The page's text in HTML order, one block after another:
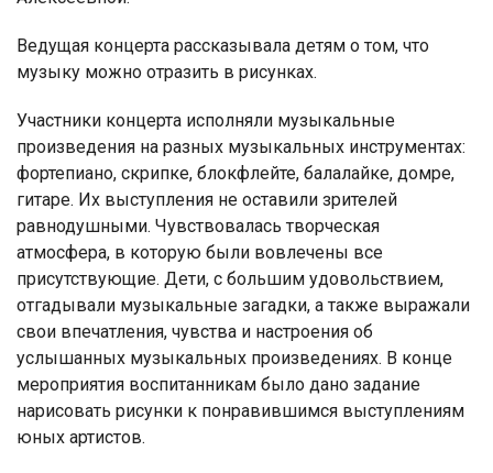
Ведущая концерта рассказывала детям о том, что
музыку можно отразить в рисунках.
Участники концерта исполняли музыкальные
произведения на разных музыкальных инструментах:
фортепиано, скрипке, блокфлейте, балалайке, домре,
гитаре. Их выступления не оставили зрителей
равнодушными. Чувствовалась творческая
атмосфера, в которую были вовлечены все
присутствующие. Дети, с большим удовольствием,
отгадывали музыкальные загадки, а также выражали
свои впечатления, чувства и настроения об
услышанных музыкальных произведениях. В конце
мероприятия воспитанникам было дано задание
нарисовать рисунки к понравившимся выступлениям
юных артистов.